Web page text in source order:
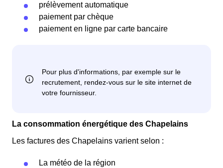
prélèvement automatique
paiement par chèque
paiement en ligne par carte bancaire
La consommation énergétique des Chapelains
Les factures des Chapelains varient selon :
La météo de la région